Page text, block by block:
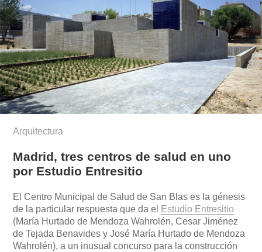
Arquitectura
Madrid, tres centros de salud en uno
por Estudio Entresitio
El Centro Municipal de Salud de San Blas es la génesis
de la particular respuesta que da el
Estudio Entresitio
(María Hurtado de Mendoza Wahrolén, Cesar Jiménez
de Tejada Benavides y José María Hurtado de Mendoza
Wahrolén), a un inusual concurso para la construcción